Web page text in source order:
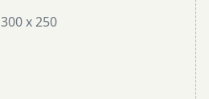
300 x 250